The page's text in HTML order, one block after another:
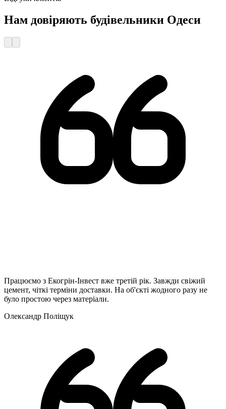
Нам довіряють будівельники Одеси
Працюємо з Екогрін-Інвест вже третій рік. Завжди свіжий
цемент, чіткі терміни доставки. На об'єкті жодного разу не
було простою через матеріали.
Олександр Поліщук